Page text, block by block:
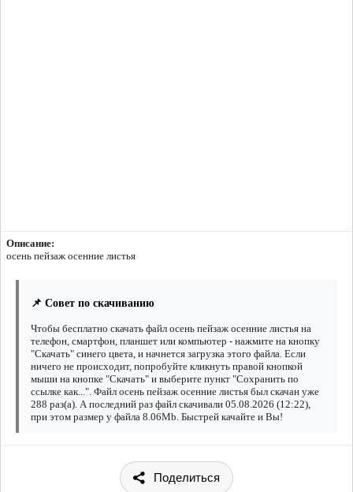
Описание:
осень пейзаж осенние листья
📌 Совет по скачиванию
Чтобы бесплатно скачать файл осень пейзаж осенние листья на
телефон, смартфон, планшет или компьютер - нажмите на кнопку
"Скачать" синего цвета, и начнется загрузка этого файла. Если
ничего не происходит, попробуйте кликнуть правой кнопкой
мыши на кнопке "Скачать" и выберите пункт "Сохранить по
ссылке как...". Файл осень пейзаж осенние листья был скачан уже
288 раз(а). А последний раз файл скачивали 05.08.2026 (12:22),
при этом размер у файла 8.06Mb. Быстрей качайте и Вы!
Поделиться